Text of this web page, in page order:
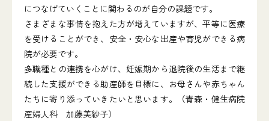
につなげていくことに関わるのが自分の課題です。
さまざまな事情を抱えた方が増えていますが、平等に医療
を受けることができ、安全・安心な出産や育児ができる病
院が必要です。
多職種との連携を心がけ、妊娠期から退院後の生活まで継
続した支援ができる助産師を目標に、お母さんや赤ちゃん
たちに寄り添っていきたいと思います。（青森・健生病院
産婦人科 加藤美紗子）